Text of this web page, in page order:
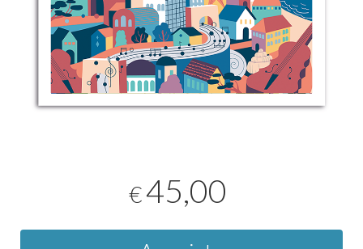
€45,00